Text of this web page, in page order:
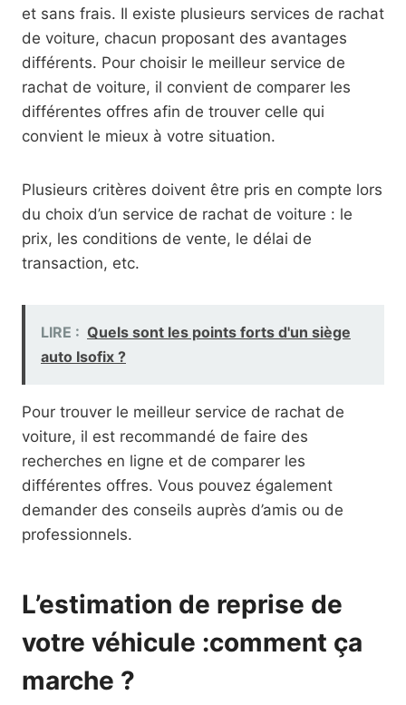
et sans frais. Il existe plusieurs services de rachat
de voiture, chacun proposant des avantages
différents. Pour choisir le meilleur service de
rachat de voiture, il convient de comparer les
différentes offres afin de trouver celle qui
convient le mieux à votre situation.
Plusieurs critères doivent être pris en compte lors
du choix d’un service de rachat de voiture : le
prix, les conditions de vente, le délai de
transaction, etc.
LIRE : Quels sont les points forts d'un siège
auto Isofix ?
Pour trouver le meilleur service de rachat de
voiture, il est recommandé de faire des
recherches en ligne et de comparer les
différentes offres. Vous pouvez également
demander des conseils auprès d’amis ou de
professionnels.
L’estimation de reprise de
votre véhicule :comment ça
marche ?